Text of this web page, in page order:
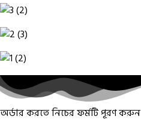
অর্ডার করতে নিচের ফর্মটি পূরণ করুন